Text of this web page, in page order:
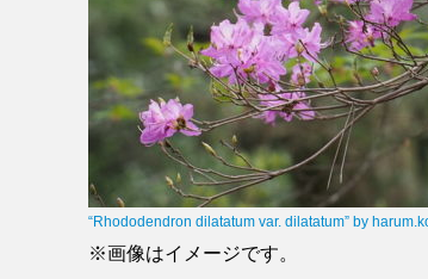
“Rhododendron dilatatum var. dilatatum” by
※画像はイメージです。